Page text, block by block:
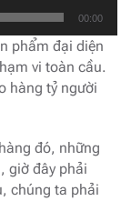
00:00
phẩm đại diện
vi toàn cầu.
hàng tỷ người
đó, những
giờ đây phải
chúng ta phải